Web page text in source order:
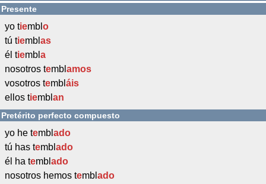
Presente
yo tiembl o
tú tiembl as
él tiembl a
nosotros tembl amos
vosotros tembl áis
ellos tiembl an
Pretérito perfecto compuesto
yo he tembl ado
tú has tembl ado
él ha tembl ado
nosotros hemos tembl ado